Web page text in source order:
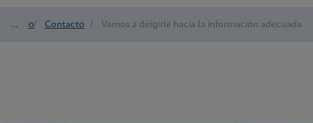
Inicio/ Contacto / Vamos a dirigirle hacia la información adecuada